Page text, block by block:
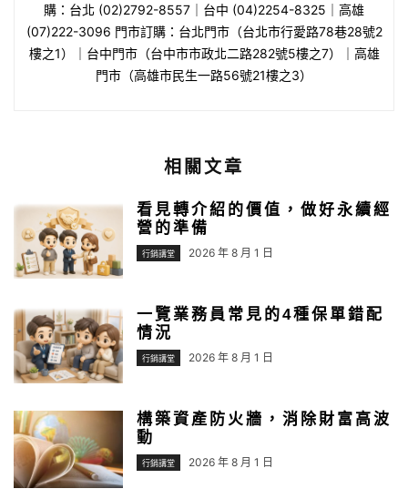
購：台北 (02)2792-8557｜台中 (04)2254-8325｜高雄
(07)222-3096 門市訂購：台北門市（台北市行愛路78巷28號2
樓之1）｜台中門市（台中市市政北二路282號5樓之7）｜高雄
門市（高雄市民生一路56號21樓之3）
相關文章
看見轉介紹的價值，做好永續經
營的準備
行銷講堂 2026 年 8 月 1 日
一覽業務員常見的4種保單錯配
情況
行銷講堂 2026 年 8 月 1 日
構築資產防火牆，消除財富高波
動
行銷講堂 2026 年 8 月 1 日